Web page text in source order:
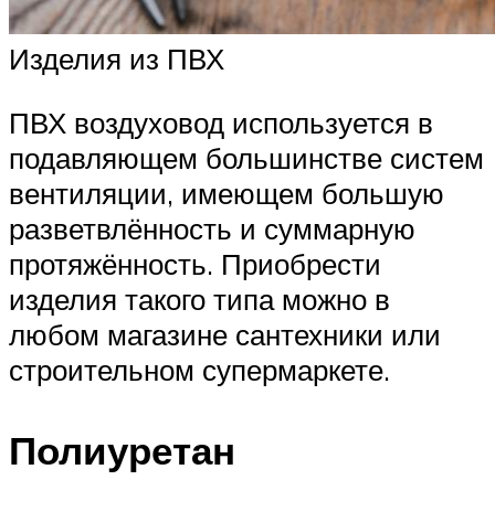
Изделия из ПВХ
ПВХ воздуховод используется в
подавляющем большинстве систем
вентиляции, имеющем большую
разветвлённость и суммарную
протяжённость. Приобрести
изделия такого типа можно в
любом магазине сантехники или
строительном супермаркете.
Полиуретан